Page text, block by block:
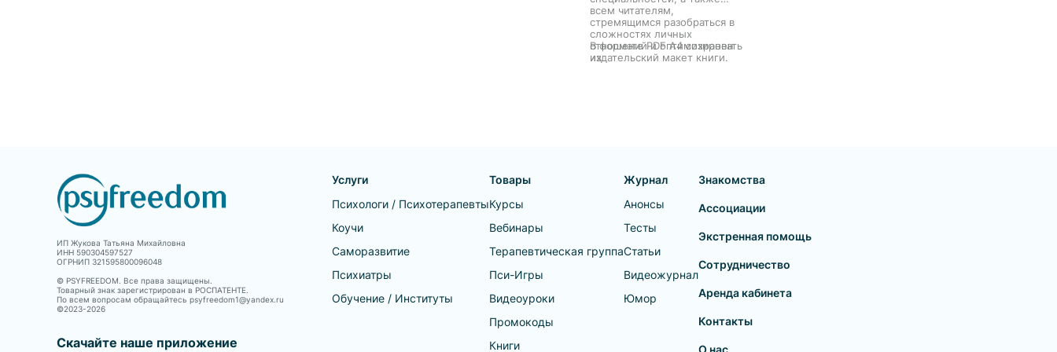
всем читателям,
стремящимся разобраться в
сложностях личных
отношений и оптимизировать
их.
В формате PDF A4 сохранен
издательский макет книги.
ИП Жукова Татьяна Михайловна
ИНН 590304597527
ОГРНИП 321595800096048
© PSYFREEDOM. Все права защищены.
Товарный знак зарегистрирован в РОСПАТЕНТЕ.
По всем вопросам обращайтесь psyfreedom1@yandex.ru
©2023-2026
Скачайте наше приложение
Услуги
Психологи / Психотерапевты
Коучи
Саморазвитие
Психиатры
Обучение / Институты
Товары
Курсы
Вебинары
Терапевтическая группа
Пси-Игры
Видеоуроки
Промокоды
Книги
Журнал
Анонсы
Тесты
Статьи
Видеожурнал
Юмор
Знакомства
Ассоциации
Экстренная помощь
Сотрудничество
Аренда кабинета
Контакты
О нас